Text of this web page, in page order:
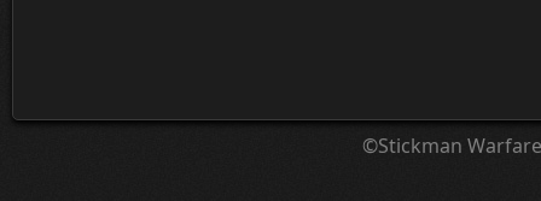
©Stickman Warfare